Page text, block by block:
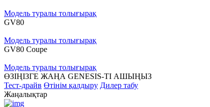
Модель туралы толығырақ
GV80
Модель туралы толығырақ
GV80 Coupe
Модель туралы толығырақ
ӨЗІҢІЗГЕ ЖАҢА GENESIS-ТІ АШЫҢЫЗ
Тест-драйв Өтінім қалдыру Дилер табу
Жаңалықтар